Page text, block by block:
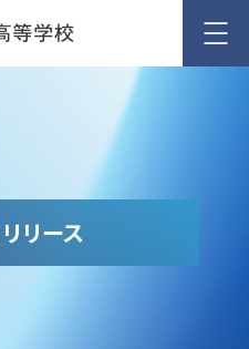
リース